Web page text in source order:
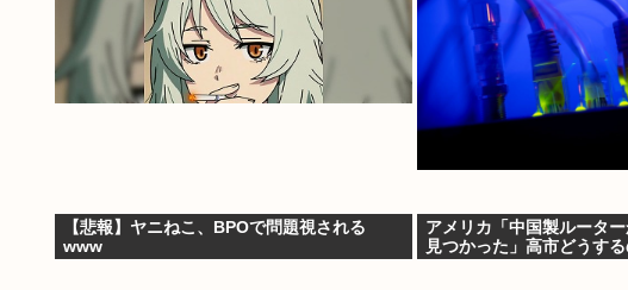
【悲報】ヤニねこ、BPOで問題視される
www
アメリカ「中国製ルータ
見つかった」高市どうす